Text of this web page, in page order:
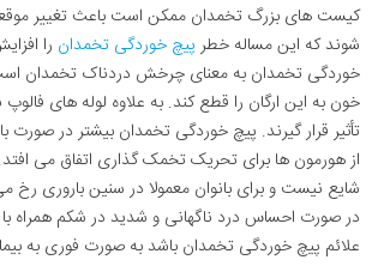
کیست های بزرگ تخمدان ممکن است باعث تغییر
شوند که این مساله خطر پیچ خوردگی تخمدان را
خوردگی تخمدان به معنای چرخش دردناک تخمدان
خون به این ارگان را قطع کند. به علاوه لوله های
تأثیر قرار گیرند. پیچ خوردگی تخمدان بیشتر در صورت
از هورمون ها برای تحریک تخمک گذاری اتفاق می
شایع نیست و برای بانوان معمولا در سنین باروری رخ
در صورت احساس درد ناگهانی و شدید در شکم همراه با
علائم پیچ خوردگی تخمدان باشد به صورت فوری به